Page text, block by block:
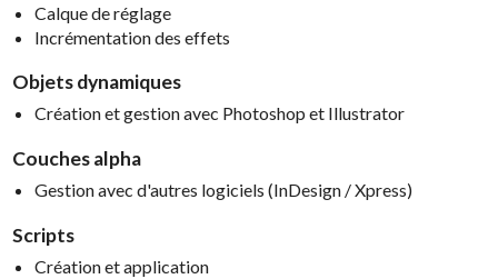
Calque de réglage
Incrémentation des effets
Objets dynamiques
Création et gestion avec Photoshop et Illustrator
Couches alpha
Gestion avec d'autres logiciels (InDesign / Xpress)
Scripts
Création et application